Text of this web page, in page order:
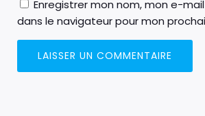
Enregistrer mon nom, mon e-
dans le navigateur pour mon